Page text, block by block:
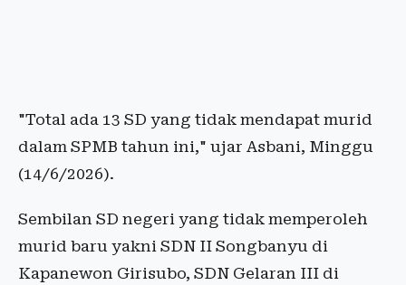
"Total ada 13 SD yang tidak mendapat murid
dalam SPMB tahun ini," ujar Asbani, Minggu
(14/6/2026).
Sembilan SD negeri yang tidak memperoleh
murid baru yakni SDN II Songbanyu di
Kapanewon Girisubo, SDN Gelaran III di